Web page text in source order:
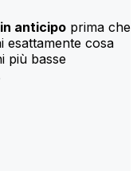
anticipo prima che
esattamente cosa
più basse